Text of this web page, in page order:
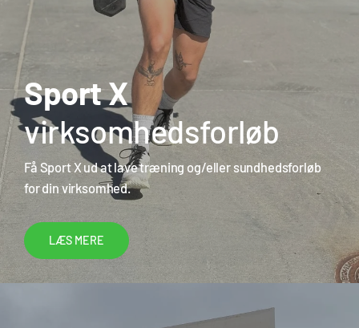
Sport X
virksomhedsforløb
Få Sport X ud at lave træning og/eller sundhedsforløb
for din virksomhed.